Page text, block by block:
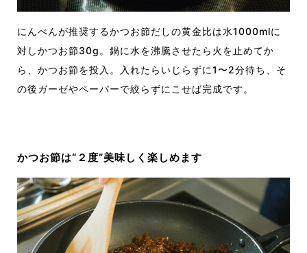
にんべんが推奨するかつお節だしの黄金比は水1000mlに
対しかつお節30g。鍋に水を沸騰させたら火を止めてか
ら、かつお節を投入。入れたらいじらずに1〜2分待ち、そ
の後ガーゼやペーパーで絞らずにこせば完成です。
かつお節は“２度”美味しく楽しめます